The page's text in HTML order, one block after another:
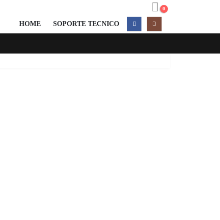
0
HOME SOPORTE TECNICO